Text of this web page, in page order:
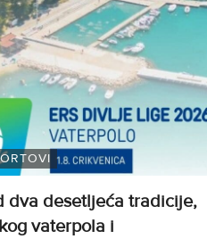
dva desetljeća tradicije,
vaterpola i